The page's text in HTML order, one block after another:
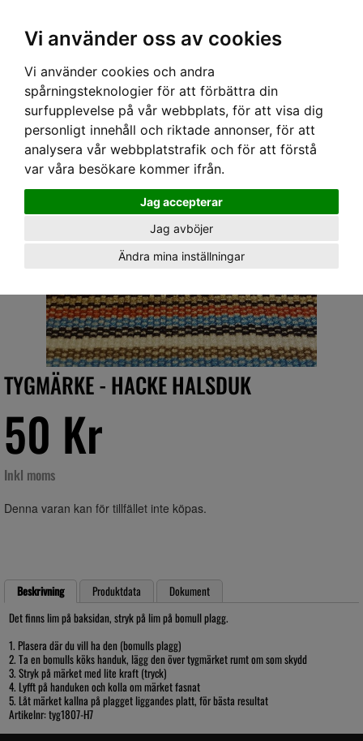
Vi använder oss av cookies
Vi använder cookies och andra
spårningsteknologier för att förbättra din
surfupplevelse på vår webbplats, för att visa dig
personligt innehåll och riktade annonser, för att
analysera vår webbplatstrafik och för att förstå
var våra besökare kommer ifrån.
Jag accepterar
Jag avböjer
Ändra mina inställningar
Hem› ACCESSOARER ›TYGMÄRKEN › TYGMÄRKE - HACKE HALSDUK
TYGMÄRKE - HACKE HALSDUK
50 Kr
Inkl moms
Denna varan kan för tillfället inte köpas.
Beskrivning Produktdata
Dokument
Det finns lim på baksidan, stryk på lim på bomull plagg.
1. Plasera där du vill ha den (bomulls plagg)
2. Ta en bomulls köks handuk, lägg den över tygmärket rumt om som skydd
3. Stryk på märket med lite kraft (tryck)
4. Lyfft på handuken och kolla om märket fasnat
5. Låt märket kallna på plagget liggandes platt, för bästa resultat
Artikelnr: tyg1807-H7